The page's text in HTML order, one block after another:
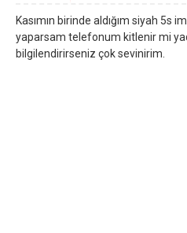
Kasımın birinde aldığım siyah 5s
yaparsam telefonum kitlenir mi
bilgilendirirseniz çok sevinirim.